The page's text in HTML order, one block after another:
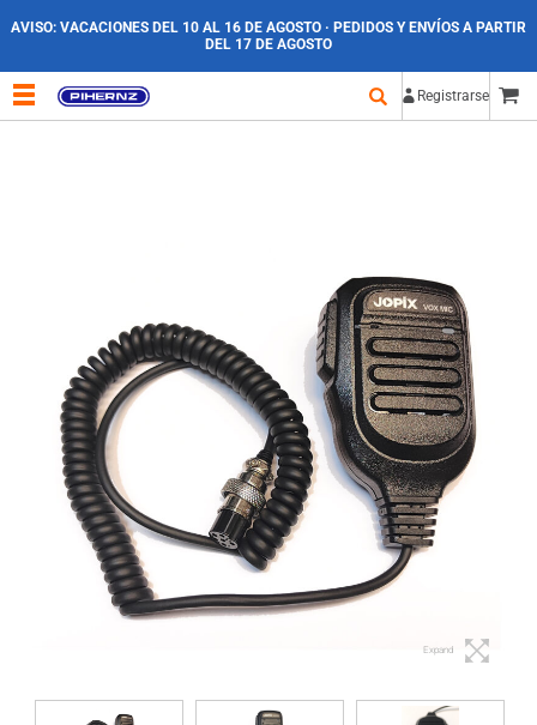
AVISO: VACACIONES DEL 10 AL 16 DE AGOSTO · PEDIDOS Y ENVÍOS A PARTIR
DEL 17 DE AGOSTO
Registrarse
Expand